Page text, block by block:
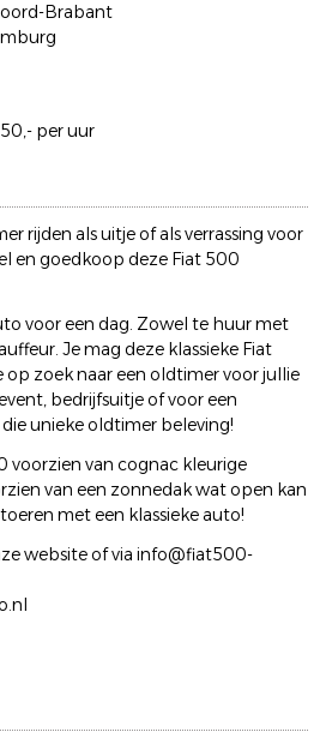
Brabant
per uur
rijden als uitje of als verrassing voor
en goedkoop deze Fiat 500
voor een dag. Zowel te huur met
Je mag deze klassieke Fiat
op zoek naar een oldtimer voor jullie
bedrijfsuitje of voor een
unieke oldtimer beleving!
voorzien van cognac kleurige
van een zonnedak wat open kan
met een klassieke auto!
website of via info@fiat500-